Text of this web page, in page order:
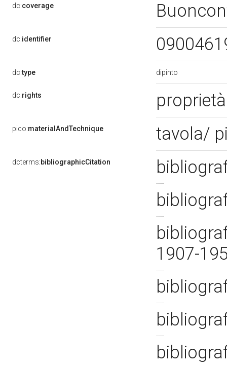
dc:coverage
dc:identifier
dc:type dipinto
dc:rights
pico:materialAndTechnique tavola/
dcterms:bibliographicCitation
1907-